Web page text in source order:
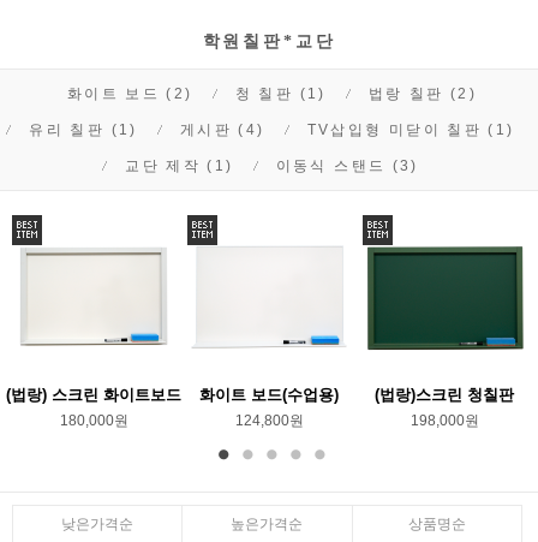
학원칠판*교단
화이트 보드 (2) 청 칠판 (1) 법랑 칠판 (2)
유리 칠판 (1) 게시판 (4) TV삽입형 미닫이 칠판 (1)
교단 제작 (1) 이동식 스탠드 (3)
(법랑) 스크린 화이트보드
180,000원
화이트 보드(수업용)
124,800원
(법랑)스크린 청칠판
198,000원
낮은가격순 높은가격순 상품명순